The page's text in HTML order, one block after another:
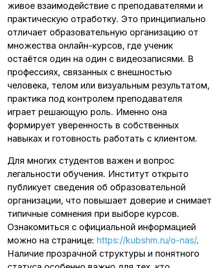
живое взаимодействие с преподавателями и
практическую отработку. Это принципиально
отличает образовательную организацию от
множества онлайн-курсов, где ученик
остаётся один на один с видеозаписями. В
профессиях, связанных с внешностью
человека, телом или визуальным результатом,
практика под контролем преподавателя
играет решающую роль. Именно она
формирует уверенность в собственных
навыках и готовность работать с клиентом.
Для многих студентов важен и вопрос
легальности обучения. Институт открыто
публикует сведения об образовательной
организации, что повышает доверие и снимает
типичные сомнения при выборе курсов.
Ознакомиться с официальной информацией
можно на странице: https://kubshm.ru/o-nas/.
Наличие прозрачной структуры и понятного